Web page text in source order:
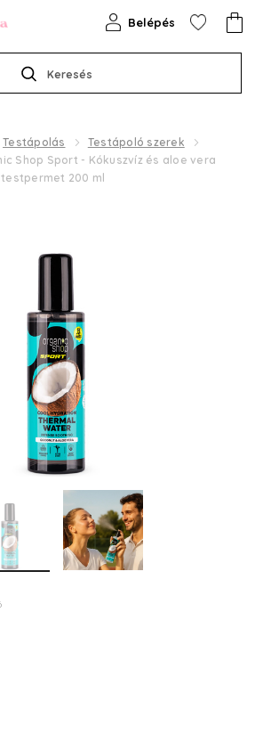
Keresés
Belépés
Testápolás
Testápoló szerek
Shop Sport - Kókuszvíz és aloe vera
200 ml